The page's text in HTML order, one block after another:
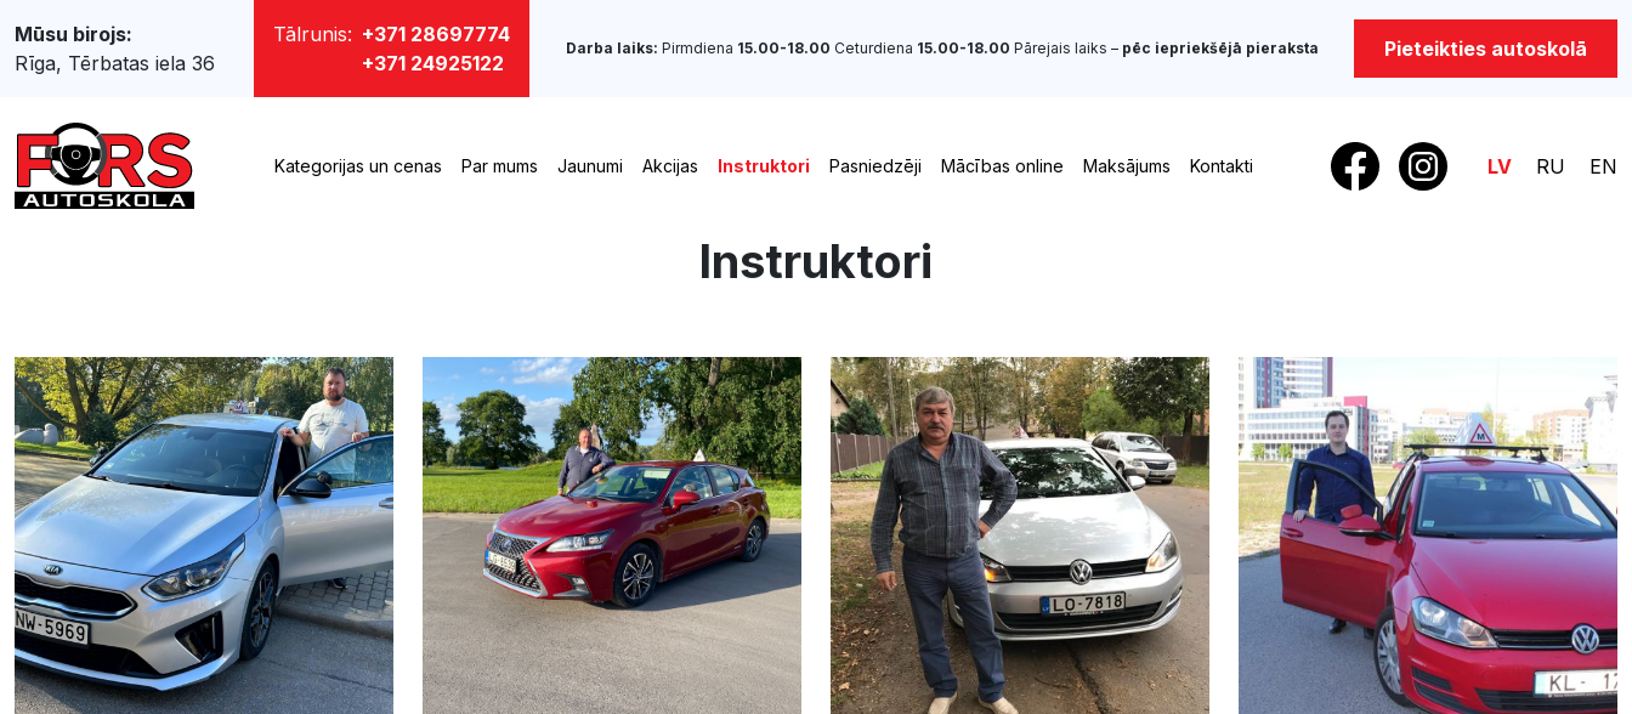
Mūsu birojs:
Rīga, Tērbatas iela 36
Tālrunis: +371 28697774
+371 24925122
Darba laiks: Pirmdiena 15.00-18.00 Ceturdiena 15.00-18.00 Pārejais laiks – pēc iepriekšējā pieraksta Pieteikties autoskolā
Kategorijas un cenas Par mums Jaunumi Akcijas Instruktori Pasniedzēji Mācības online Maksājums Kontakti LV RU EN
Instruktori